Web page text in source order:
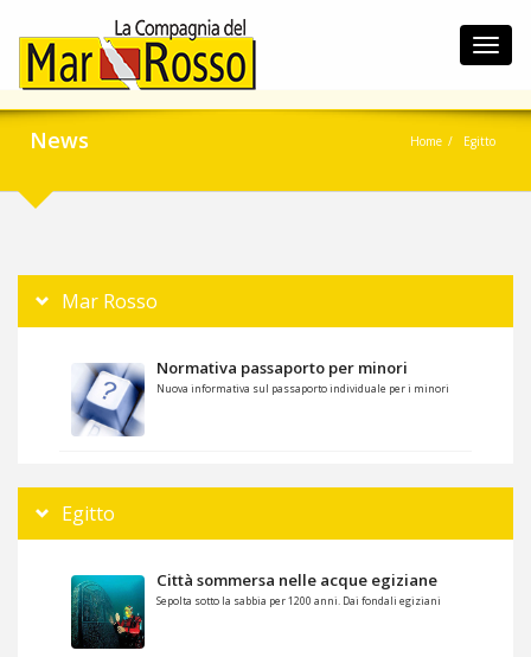
News Home Egitto
Mar Rosso
Normativa passaporto per minori
Nuova informativa sul passaporto individuale per i minori
Egitto
Città sommersa nelle acque egiziane
Sepolta sotto la sabbia per 1200 anni. Dai fondali egiziani